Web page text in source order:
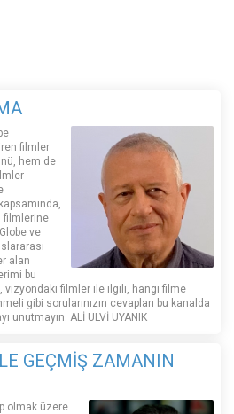
filmler
hem de
filmlerine
ve
alan
bu
vizyondaki filmler ile ilgili, hangi filme
gibi sorularınızın cevapları bu kanalda
unutmayın. ALİ ULVİ UYANIK
GEÇMİŞ ZAMANIN
olmak üzere